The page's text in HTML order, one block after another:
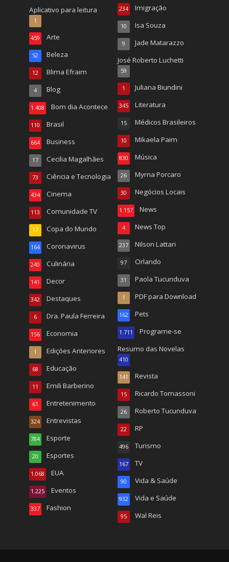
Aplicativo para leitura
1
Arte
459
Beleza
52
Blima Efraim
12
Blog
4
Bom dia Acontece
1.408
Brasil
110
Business
664
Cecilia Magalhães
17
Ciência e Tecnologia
73
Cinema
434
Comunidade TV
113
Copa do Mundo
17
Coronavirus
164
Culinária
240
Decor
141
Destaques
342
Dra. Paula Ferreira
6
Economia
156
Edições Anteriores
1
Educação
68
Emili Barberino
11
Entretenimento
61
Entrevistas
324
Esporte
784
Esportes
20
EUA
1.068
Eventos
1.225
Fashion
337
Imigração
234
Isa Souza
10
Jade Matarazzo
9
José Roberto Luchetti
59
Juliana Biundini
1
Literatura
345
Médicos Brasileiros
15
Mikaela Paim
10
Música
830
Myrna Porcaro
26
Negócios Locais
30
News
1.157
News Top
4
Nilson Lattari
237
Orlando
97
Paola Tucunduva
31
PDF para Download
1
Pets
162
Programe-se
1.711
Resumo das Novelas
410
Revista
141
Ricardo Tomassoni
15
Roberto Tucunduva
26
RP
22
Turismo
496
TV
167
Vida & Saúde
90
Vida e Saúde
932
Wal Reis
95